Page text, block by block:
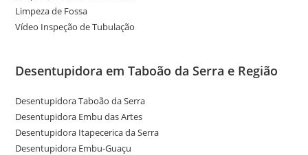
Limpeza de Fossa
Vídeo Inspeção de Tubulação
Desentupidora em Taboão da Serra e Região
Desentupidora Taboão da Serra
Desentupidora Embu das Artes
Desentupidora Itapecerica da Serra
Desentupidora Embu-Guaçu